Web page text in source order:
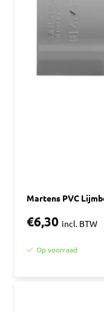
Martens PVC
€6,30 incl. BTW
Op voorraad